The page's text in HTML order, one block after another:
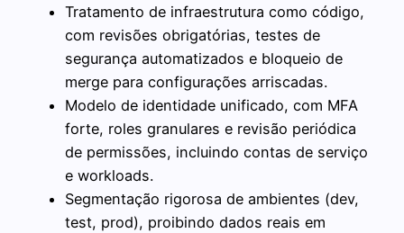
Tratamento de infraestrutura como código,
com revisões obrigatórias, testes de
segurança automatizados e bloqueio de
merge para configurações arriscadas.
Modelo de identidade unificado, com MFA
forte, roles granulares e revisão periódica
de permissões, incluindo contas de serviço
e workloads.
Segmentação rigorosa de ambientes (dev,
test, prod), proibindo dados reais em